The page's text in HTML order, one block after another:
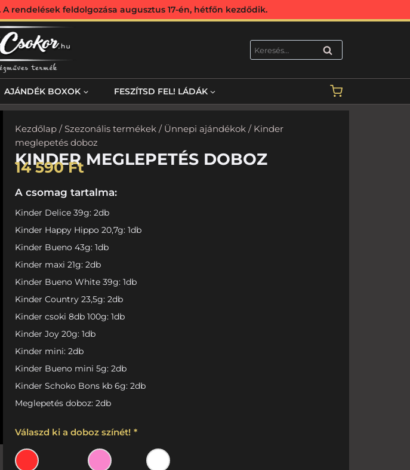
rendelések feldolgozása augusztus 17-én, hétfőn kezdődik.
KERESÉS
AJÁNDÉK BOXOK FESZÍTSD FEL! LÁDÁK
Kezdőlap/ Szezonális termékek/ Ünnepi ajándékok/ Kinder
meglepetés doboz
KINDER MEGLEPETÉS DOBOZ
14 590Ft
A csomag tartalma:
Kinder Delice 39g: 2db
Kinder Happy Hippo 20,7g: 1db
Kinder Bueno 43g: 1db
Kinder maxi 21g: 2db
Kinder Bueno White 39g: 1db
Kinder Country 23,5g: 2db
Kinder csoki 8db 100g: 1db
Kinder Joy 20g: 1db
Kinder mini: 2db
Kinder Bueno mini 5g: 2db
Kinder Schoko Bons kb 6g: 2db
Meglepetés doboz: 2db
Válaszd ki a doboz színét! *